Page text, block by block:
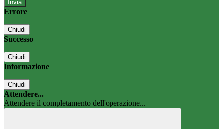
Errore
Chiudi
Successo
Chiudi
Informazione
Chiudi
Attendere...
Attendere il completamento dell'operazione...